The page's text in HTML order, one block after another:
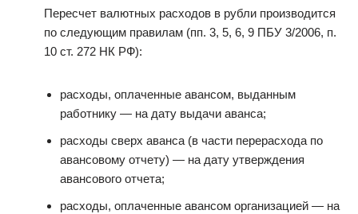
Пересчет валютных расходов в рубли производится
по следующим правилам (пп. 3, 5, 6, 9 ПБУ 3/2006, п.
10 ст. 272 НК РФ):
расходы, оплаченные авансом, выданным
работнику — на дату выдачи аванса;
расходы сверх аванса (в части перерасхода по
авансовому отчету) — на дату утверждения
авансового отчета;
расходы, оплаченные авансом организацией — на